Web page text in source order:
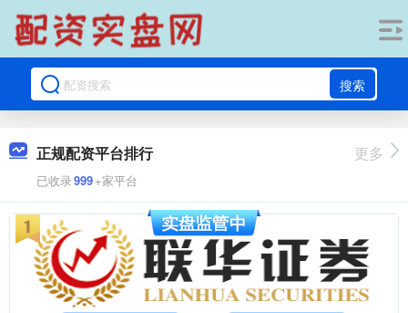
搜索
正规配资平台排行
已收录999+家平台
更多